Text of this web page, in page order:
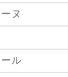
ヌ
ル